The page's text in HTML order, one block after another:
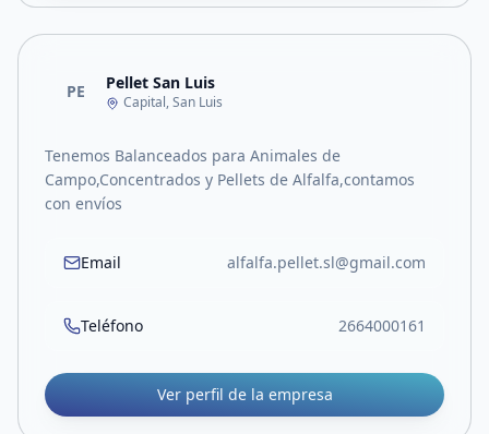
PE Pellet San Luis
Capital, San Luis
Tenemos Balanceados para Animales de
Campo,Concentrados y Pellets de Alfalfa,contamos
con envíos
Email alfalfa.pellet.sl@gmail.com
Teléfono 2664000161
Ver perfil de la empresa